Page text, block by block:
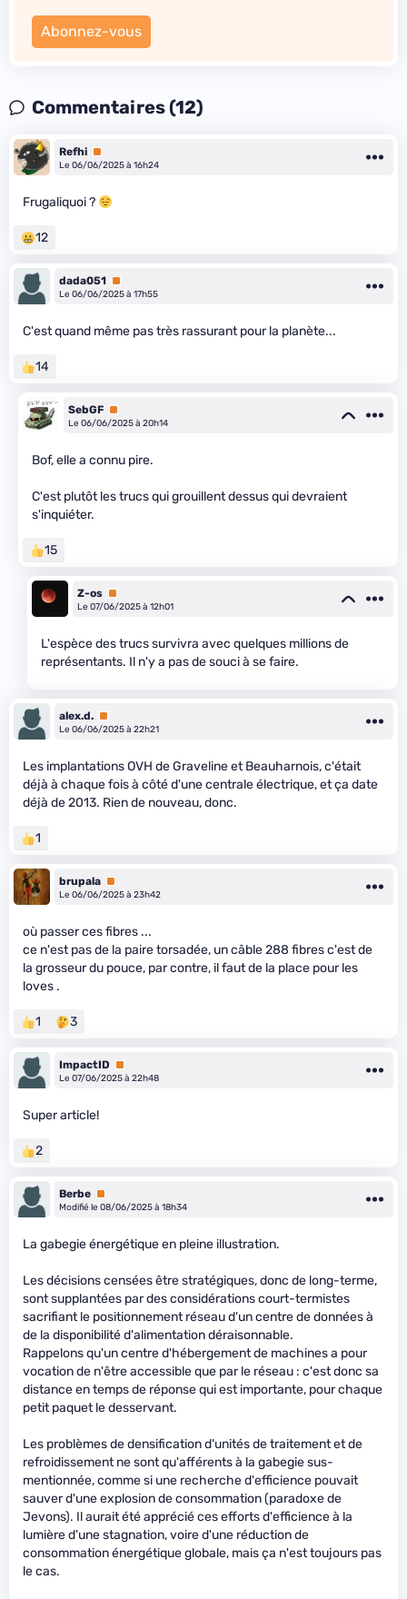
Abonnez-vous
Commentaires (12)
Refhi Premium
Le 06/06/2025 à 16h24
Frugaliquoi ?
12
dada051 Premium
Le 06/06/2025 à 17h55
C'est quand même pas très rassurant pour la planète...
14
SebGF Premium
Le 06/06/2025 à 20h14
Bof, elle a connu pire.
C'est plutôt les trucs qui grouillent dessus qui devraient
s'inquiéter.
15
Z-os Premium
Le 07/06/2025 à 12h01
L'espèce des trucs survivra avec quelques millions de
représentants. Il n'y a pas de souci à se faire.
alex.d. Premium
Le 06/06/2025 à 22h21
Les implantations OVH de Graveline et Beauharnois, c'était
déjà à chaque fois à côté d'une centrale électrique, et ça date
déjà de 2013. Rien de nouveau, donc.
1
brupala Premium
Le 06/06/2025 à 23h42
où passer ces fibres ...
ce n'est pas de la paire torsadée, un câble 288 fibres c'est de
la grosseur du pouce, par contre, il faut de la place pour les
loves .
1 3
ImpactID
Premium
Le 07/06/2025 à 22h48
Super article!
2
Berbe Premium
Modifié le 08/06/2025 à 18h34
La gabegie énergétique en pleine illustration.
Les décisions censées être stratégiques, donc de long-terme,
sont supplantées par des considérations court-termistes
sacrifiant le positionnement réseau d'un centre de données à
de la disponibilité d'alimentation déraisonnable.
Rappelons qu'un centre d'hébergement de machines a pour
vocation de n'être accessible que par le réseau : c'est donc sa
distance en temps de réponse qui est importante, pour chaque
petit paquet le desservant.
Les problèmes de densification d'unités de traitement et de
refroidissement ne sont qu'afférents à la gabegie sus-
mentionnée, comme si une recherche d'efficience pouvait
sauver d'une explosion de consommation (paradoxe de
Jevons). Il aurait été apprécié ces efforts d'efficience à la
lumière d'une stagnation, voire d'une réduction de
consommation énergétique globale, mais ça n'est toujours pas
le cas.